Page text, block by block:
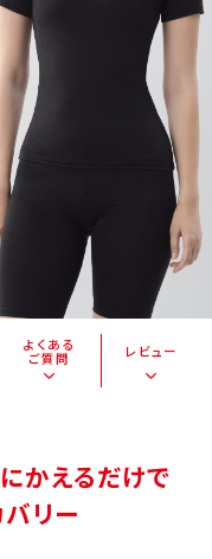
よくある
ご質問
レビュー
かえるだけで
リー